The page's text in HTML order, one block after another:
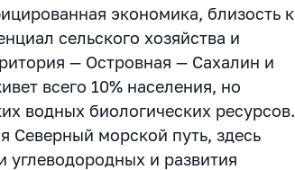
экономика, близость к
сельского хозяйства и
— Островная — Сахалин и
всего 10% населения, но
водных биологических ресурсов.
Северный морской путь, здесь
углеводородных и развития